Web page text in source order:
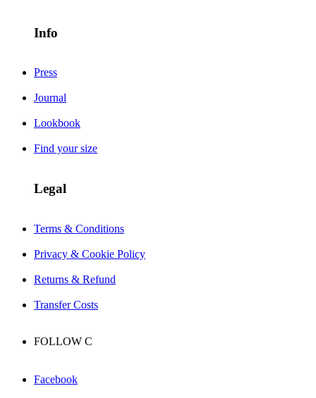
Info
Press
Journal
Lookbook
Find your size
Legal
Terms & Conditions
Privacy & Cookie Policy
Returns & Refund
Transfer Costs
FOLLOW C
Facebook